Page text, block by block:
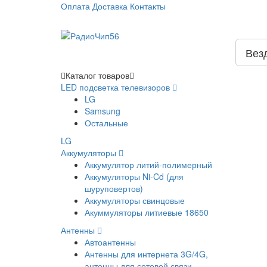
Оплата Доставка Контакты
Каталог товаров
LED подсветка телевизоров
LG
Samsung
Остальные
LG
Аккумуляторы
Аккумулятор литий-полимерный
Аккумуляторы Ni-Cd (для
шуруповертов)
Аккумуляторы свинцовые
Акуммуляторы литиевые 18650
Антенны
Автоантенны
Антенны для интернета 3G/4G,